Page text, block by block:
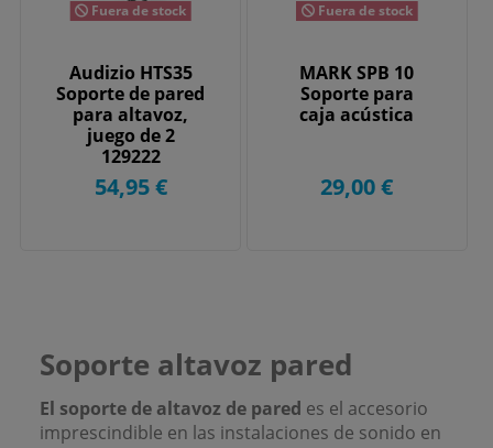
Fuera de stock
Audizio HTS35
Soporte de pared
para altavoz,
juego de 2
129222
54,95 €
Fuera de stock
MARK SPB 10
Soporte para
caja acústica
29,00 €
Soporte altavoz pared
El soporte de altavoz de pared es el accesorio
imprescindible en las instalaciones de sonido en